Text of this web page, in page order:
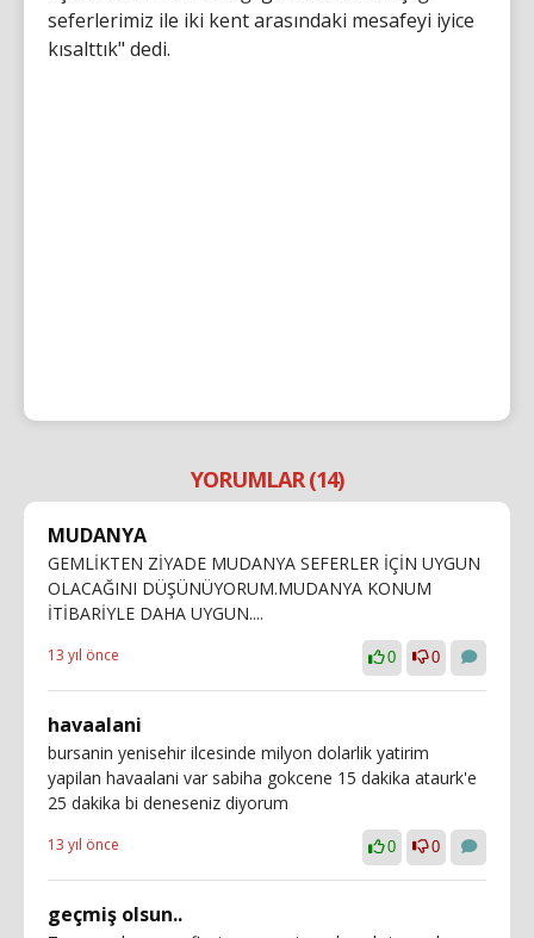
seferlerimiz ile iki kent arasındaki mesafeyi iyice
kısalttık" dedi.
YORUMLAR (14)
MUDANYA
GEMLİKTEN ZİYADE MUDANYA SEFERLER İÇİN UYGUN
OLACAĞINI DÜŞÜNÜYORUM.MUDANYA KONUM
İTİBARİYLE DAHA UYGUN....
13 yıl önce 0 0
havaalani
bursanin yenisehir ilcesinde milyon dolarlik yatirim
yapilan havaalani var sabiha gokcene 15 dakika ataurk'e
25 dakika bi deneseniz diyorum
13 yıl önce 0 0
geçmiş olsun..